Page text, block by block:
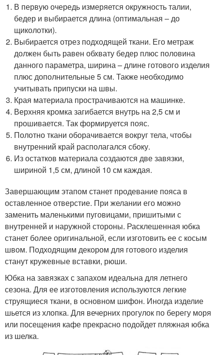
В первую очередь измеряется окружность талии,
бедер и выбирается длина (оптимальная – до
щиколотки).
Выбирается отрез подходящей ткани. Его метраж
должен быть равен обхвату бедер плюс половина
данного параметра, ширина – длине готового изделия
плюс дополнительные 5 см. Также необходимо
учитывать припуски на швы.
Края материала прострачиваются на машинке.
Верхняя кромка загибается внутрь на 2,5 см и
прошивается. Так формируется пояс.
Полотно ткани оборачивается вокруг тела, чтобы
внутренний край располагался сбоку.
Из остатков материала создаются две завязки,
шириной 1,5 см, длиной 10 см каждая.
Завершающим этапом станет продевание пояса в
оставленное отверстие. При желании его можно
заменить маленькими пуговицами, пришитыми с
внутренней и наружной стороны. Расклешенная юбка
станет более оригинальной, если изготовить ее с косым
швом. Подходящим декором для готового изделия
станут кружевные вставки, рюши.
Юбка на завязках с запахом идеальна для летнего
сезона. Для ее изготовления используются легкие
струящиеся ткани, в основном шифон. Иногда изделие
шьется из хлопка. Для вечерних прогулок по берегу моря
или посещения кафе прекрасно подойдет пляжная юбка
из шелка.